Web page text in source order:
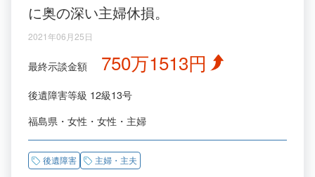
に奥の深い主婦休損。
2021年06月25日
最終示談金額 750万1513円
後遺障害等級 12級13号
福島県
女性 女性 主婦
後遺障害 主婦・主夫